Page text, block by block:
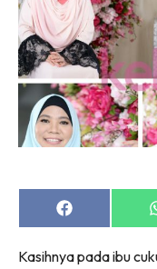
Share
on
Kasihnya pada ibu